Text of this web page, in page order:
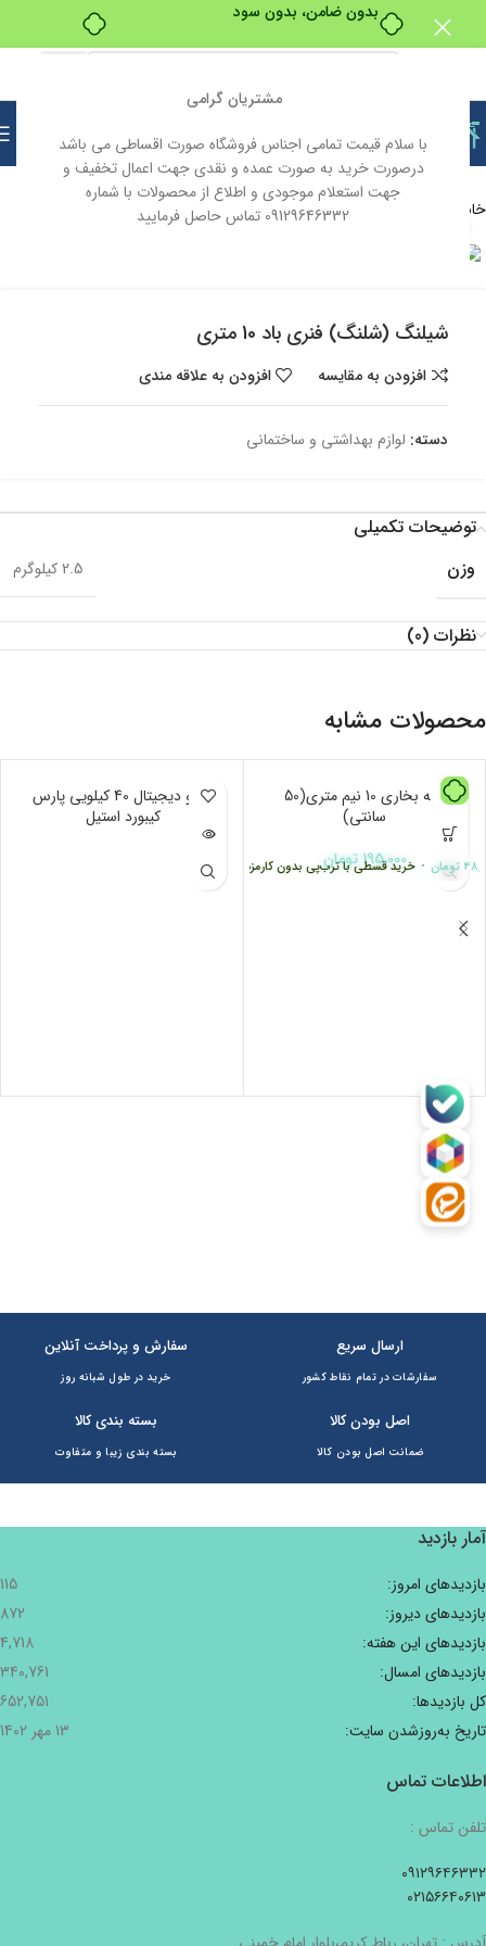
مشتریان گرامی
با سلام قیمت تمامی اجناس فروشگاه صورت اقساطی می باشد
درصورت خرید به صورت عمده و نقدی جهت اعمال تخفیف و
جهت استعلام موجودی و اطلاع از محصولات با شماره
09129646332 تماس حاصل فرمایید
بدون ضامن، بدون سود
خانه لوازم بهداشتی و ساختمانی
بزرگنمایی تصویر
شیلنگ (شلنگ) فنری باد 10 متری
افزودن به مقایسه افزودن به علاقه مندی
دسته: لوازم بهداشتی و ساختمانی
توضیحات تکمیلی
وزن
2.5 کیلوگرم
نظرات (0)
محصولات مشابه
تومان خرید قسطی با ترب‌پی بدون کارمزد
لوله بخاری 10 نیم متری(50
سانتی)
195,000 تومان
ناموجود
ترازو دیجیتال 40 کیلویی پارس
کیبورد استیل
ارسال سریع
سفارشات در تمام نقاط کشور
سفارش و پرداخت آنلاین
خرید در طول شبانه روز
اصل بودن کالا
ضمانت اصل بودن کالا
بسته بندی کالا
بسته بندی زیبا و متفاوت
آمار بازدید
بازدیدهای امروز:
115
بازدیدهای دیروز:
872
بازدیدهای این هفته:
4,718
بازدیدهای امسال:
340,761
کل بازدیدها:
652,751
تاریخ به‌روزشدن سایت:
13 مهر 1402
اطلاعات تماس
تلفن تماس :
۰۹۱۲۹۶۴۶۳۳۲
۰۲۱۵۶۶۴۰۶۱۳